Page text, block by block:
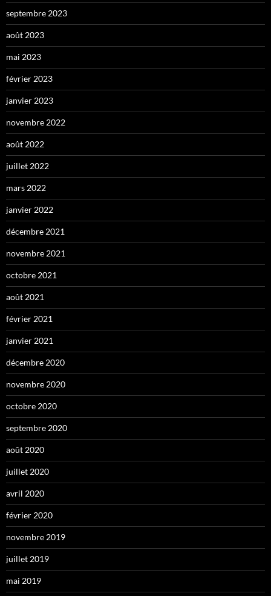
septembre 2023
août 2023
mai 2023
février 2023
janvier 2023
novembre 2022
août 2022
juillet 2022
mars 2022
janvier 2022
décembre 2021
novembre 2021
octobre 2021
août 2021
février 2021
janvier 2021
décembre 2020
novembre 2020
octobre 2020
septembre 2020
août 2020
juillet 2020
avril 2020
février 2020
novembre 2019
juillet 2019
mai 2019